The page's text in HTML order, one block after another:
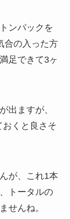
ンパックを
合の入った方
足できて3ヶ
出ますが、
おくと良さそ
が、これ1本
トータルの
せんね。